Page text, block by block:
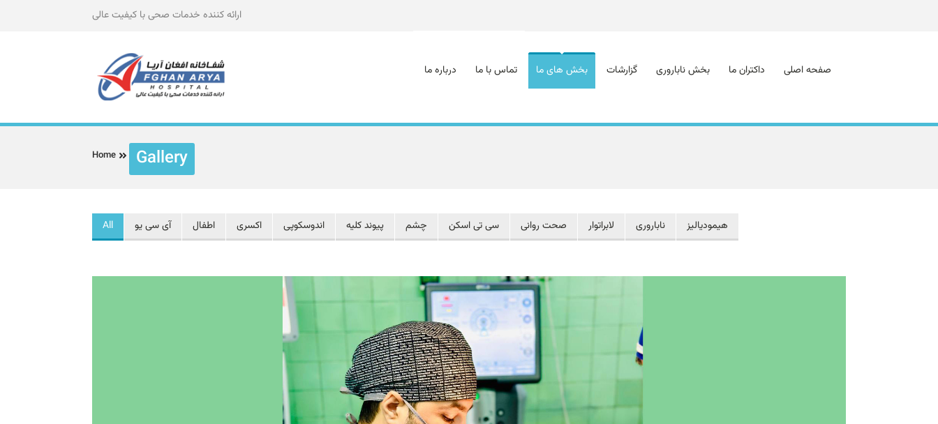
ارائه کننده خدمات صحی با کیفیت عالی
صفحه اصلی داکتران ما بخش ناباروری گزارشات بخش‌ های ما تماس با ما درباره ما
Home Gallery
All آی سی یو اطفال اکسری اندوسکوپی پیوند کلیه چشم سی تی اسکن صحت روانی لابراتوار ناباروری هیمودیالیز